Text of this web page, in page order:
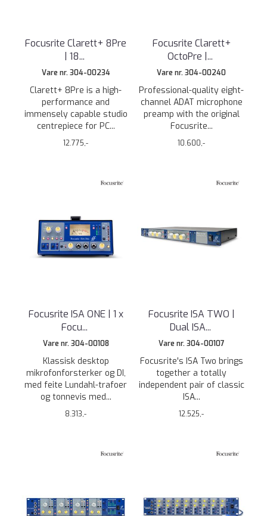
Focusrite Clarett+ 8Pre
| 18...
Vare nr. 304-00234
Clarett+ 8Pre is a high-
performance and
immensely capable studio
centrepiece for PC...
12.775,-
Focusrite Clarett+
OctoPre | ...
Vare nr. 304-00240
Professional-quality eight-
channel ADAT microphone
preamp with the original
Focusrite...
10.600,-
Focusrite ISA ONE | 1 x
Focu...
Vare nr. 304-00108
Klassisk desktop
mikrofonforsterker og DI,
med feite Lundahl-trafoer
og tonnevis med...
8.313,-
Focusrite ISA TWO |
Dual ISA...
Vare nr. 304-00107
Focusrite's ISA Two brings
together a totally
independent pair of classic
ISA...
12.525,-